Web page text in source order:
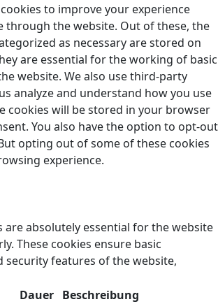
to improve your experience
through the website. Out of these, the
as necessary are stored on
are essential for the working of basic
website. We also use third-party
analyze and understand how you use
cookies will be stored in your browser
You also have the option to opt-out
opting out of some of these cookies
experience.
are absolutely essential for the website
These cookies ensure basic
security features of the website,
Dauer Beschreibung